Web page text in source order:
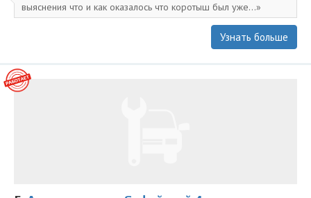
выяснения что и как оказалось что коротыш был уже...
Узнать больше